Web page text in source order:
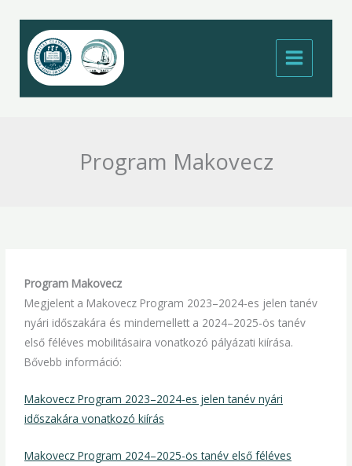
content
Program Makovecz
Program Makovecz
Megjelent a Makovecz Program 2023–2024-es jelen tanév
nyári időszakára és mindemellett a 2024–2025-ös tanév
első féléves mobilitásaira vonatkozó pályázati kiírása.
Bővebb információ:
Makovecz Program 2023–2024-es jelen tanév nyári
időszakára vonatkozó kiírás
Makovecz Program 2024–2025-ös tanév első féléves